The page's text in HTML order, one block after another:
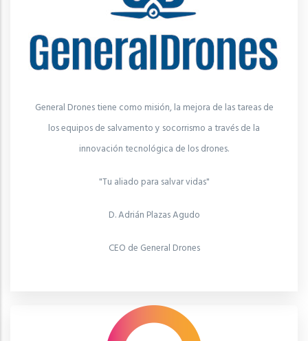
General Drones tiene como misión, la mejora de las tareas de
los equipos de salvamento y socorrismo a través de la
innovación tecnológica de los drones.
"Tu aliado para salvar vidas"
D. Adrián Plazas Agudo
CEO de General Drones